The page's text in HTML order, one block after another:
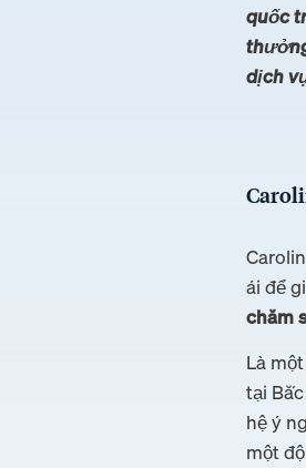
quốc
dịch
ái để
chăm
Là
tại
hệ ý
một